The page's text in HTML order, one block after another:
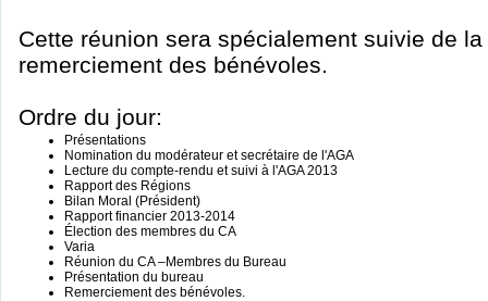
Cette réunion sera spécialement suivie de
remerciement des bénévoles.
Ordre du jour:
Présentations
Nomination du modérateur et secrétaire de l'AGA
Lecture du compte-rendu et suivi à l'AGA 2013
Rapport des Régions
Bilan Moral (Président)
Rapport financier 2013-2014
Élection des membres du CA
Varia
Réunion du CA –Membres du Bureau
Présentation du bureau
Remerciement des bénévoles.